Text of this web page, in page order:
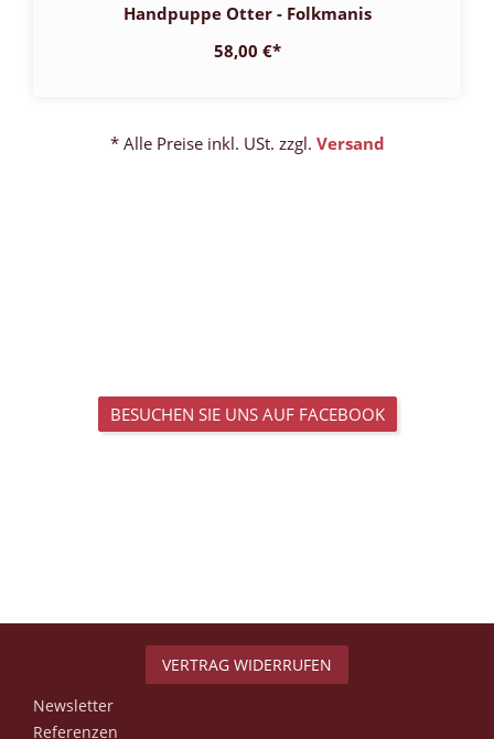
Handpuppe Otter - Folkmanis
58,00 €*
* Alle Preise inkl. USt. zzgl. Versand
BESUCHEN SIE UNS AUF FACEBOOK
VERTRAG WIDERRUFEN
Newsletter
Referenzen